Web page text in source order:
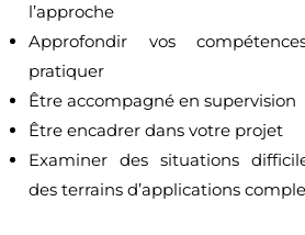
l’approche
Approfondir vos
pratiquer
Être accompagné en supervision
Être encadrer dans votre projet
Examiner des situations
des terrains d’applications